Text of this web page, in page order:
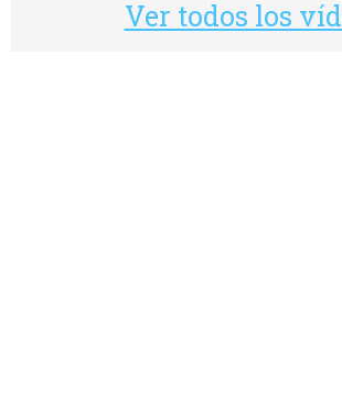
Ver todos los